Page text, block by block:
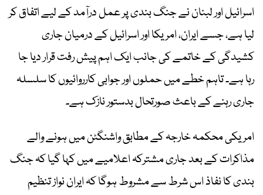
اسرائیل اور لبنان نے جنگ بندی پر عمل درآمد کے لیے اتفاق کر
لیا ہے، جسے ایران، امریکا اور اسرائیل کے درمیان جاری
کشیدگی کے خاتمے کی جانب ایک اہم پیش رفت قرار دیا جا
رہا ہے۔ تاہم خطے میں حملوں اور جوابی کارروائیوں کا سلسلہ
جاری رہنے کے باعث صورتحال بدستور نازک ہے۔
امریکی محکمہ خارجہ کے مطابق واشنگٹن میں ہونے والے
مذاکرات کے بعد جاری مشترکہ اعلامیے میں کہا گیا کہ جنگ
بندی کا نفاذ اس شرط سے مشروط ہوگا کہ ایران نواز تنظیم